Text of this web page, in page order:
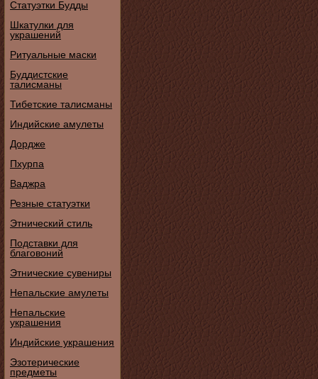
Статуэтки Будды
Шкатулки для
украшений
Ритуальные маски
Буддистские
талисманы
Тибетские талисманы
Индийские амулеты
Дордже
Пхурпа
Ваджра
Резные статуэтки
Этнический стиль
Подставки для
благовоний
Этнические сувениры
Непальские амулеты
Непальские
украшения
Индийские украшения
Эзотерические
предметы